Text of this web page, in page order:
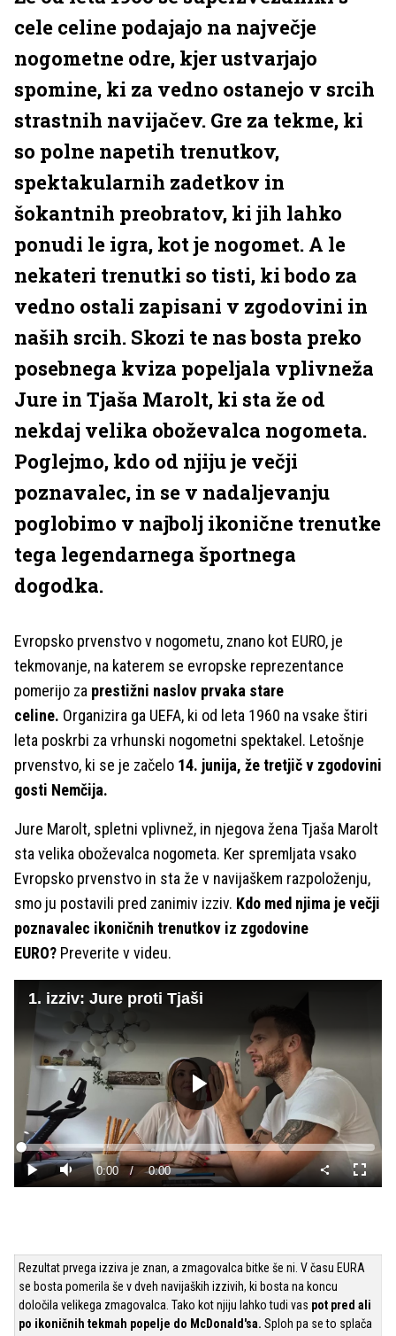
cele celine podajajo na največje
nogometne odre, kjer ustvarjajo
spomine, ki za vedno ostanejo v srcih
strastnih navijačev. Gre za tekme, ki
so polne napetih trenutkov,
spektakularnih zadetkov in
šokantnih preobratov, ki jih lahko
ponudi le igra, kot je nogomet. A le
nekateri trenutki so tisti, ki bodo za
vedno ostali zapisani v zgodovini in
naših srcih. Skozi te nas bosta preko
posebnega kviza popeljala vplivneža
Jure in Tjaša Marolt, ki sta že od
nekdaj velika oboževalca nogometa.
Poglejmo, kdo od njiju je večji
poznavalec, in se v nadaljevanju
poglobimo v najbolj ikonične trenutke
tega legendarnega športnega
dogodka.
Evropsko prvenstvo v nogometu, znano kot EURO, je
tekmovanje, na katerem se evropske reprezentance
pomerijo za prestižni naslov prvaka stare
celine. Organizira ga UEFA, ki od leta 1960 na vsake štiri
leta poskrbi za vrhunski nogometni spektakel. Letošnje
prvenstvo, ki se je začelo 14. junija, že tretjič v zgodovini
gosti Nemčija.
Jure Marolt, spletni vplivnež, in njegova žena Tjaša Marolt
sta velika oboževalca nogometa. Ker spremljata vsako
Evropsko prvenstvo in sta že v navijaškem razpoloženju,
smo ju postavili pred zanimiv izziv. Kdo med njima je večji
poznavalec ikoničnih trenutkov iz zgodovine
EURO? Preverite v videu.
1. izziv: Jure proti Tjaši
Predvajaj
PredvajajTiho Current
0:00 / Duration
0:00
Loaded:
0%
način
Rezultat prvega izziva je znan, a zmagovalca bitke še ni. V času EURA
se bosta pomerila še v dveh navijaških izzivih, ki bosta na koncu
določila velikega zmagovalca. Tako kot njiju lahko tudi vas pot pred ali
po ikoničnih tekmah popelje do McDonald'sa. Sploh pa se to splača